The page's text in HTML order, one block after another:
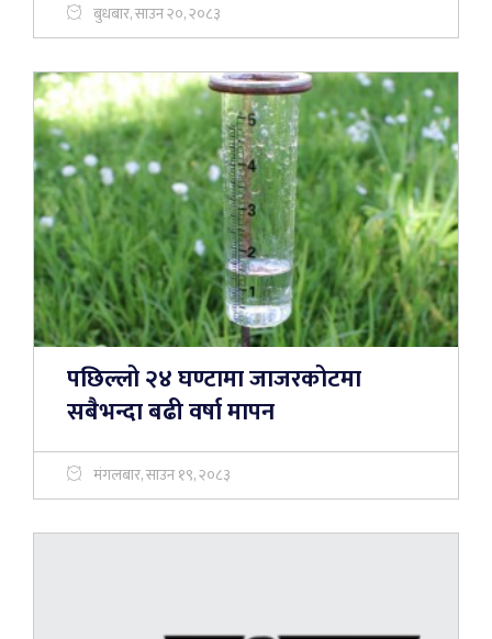
बुधबार, साउन २०, २०८३
पछिल्लो २४ घण्टामा जाजरकोटमा
सबैभन्दा बढी वर्षा मापन
मंगलबार, साउन १९, २०८३